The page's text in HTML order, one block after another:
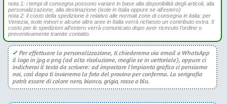
nota 1: i tempi di consegna possono variare in base alla disponibilità degli articoli, alla
personalizzazione, alla destinazione (isole in Italia oppure se all'estero)
nota 2: il costo della spedizione è relativo alle normali zone di consegna in italia: per
Venezia, isole minori e alcune altre aree in Italia verrà richiesto un contributo extra. Il
costo per le spedizioni all'estero verrà comunicato dopo aver ricevuto l'ordine o
preventivamente tramite contatto.
✓Per effettuare la personalizzazione, ti chiederemo via email o WhatsApp
il logo in jpg o png (ad alta risoluzione, meglio se in vettoriale), oppure ci
indicherai il testo da scrivere: ad impostare l'impianto grafico ci pensiamo
noi, così dopo ti invieremo la foto del provino per conferma. La serigrafia
potrà essere di colore nero, bianco, grigio, rosso o blu.